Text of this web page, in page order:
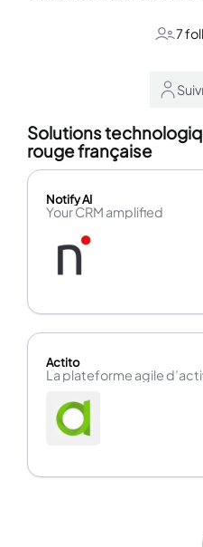
7
Solutions
rouge française
Notify AI
Your CRM amplified
Actito
La plateforme agile